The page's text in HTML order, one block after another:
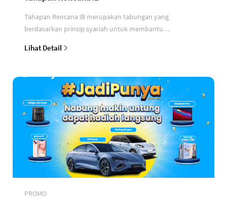
Tahapan Rencana iB merupakan tabungan yang
berdasarkan prinsip syariah untuk membantu
Lihat Detail
PROMO